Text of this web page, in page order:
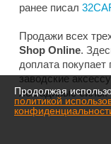
ранее писал
Продажи всех
Shop Online.
доплата покупает
заводские
лошадиные силы.
Продолжая
политикой